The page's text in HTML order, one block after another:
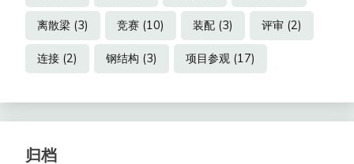
离散梁 (3) 竞赛 (10) 装配 (3) 评审 (2)
连接 (2) 钢结构 (3) 项目参观 (17)
归档